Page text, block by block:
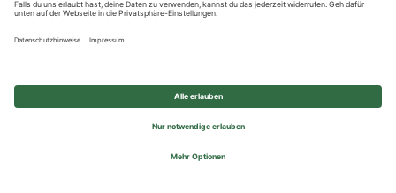
© 2026 REWE Group - All rights reserved